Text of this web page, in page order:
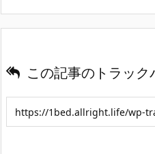
この記事のトラック